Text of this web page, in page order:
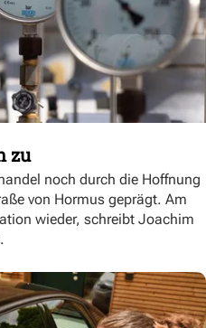
zu
noch durch die Hoffnung
von Hormus geprägt. Am
wieder, schreibt Joachim